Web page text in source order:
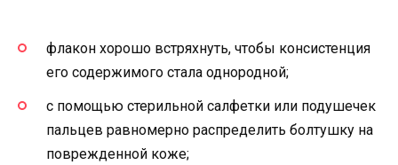
флакон хорошо встряхнуть, чтобы консистенция
его содержимого стала однородной;
с помощью стерильной салфетки или подушечек
пальцев равномерно распределить болтушку на
поврежденной коже;